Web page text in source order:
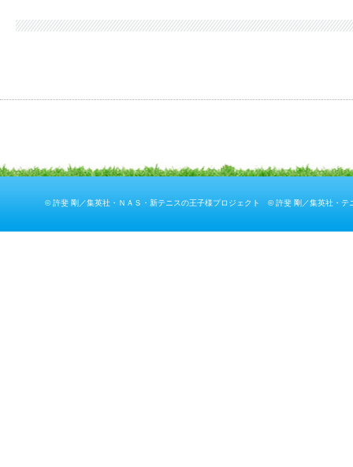
© 許斐 剛／集英社・ＮＡＳ・新テニスの王子様プロジェクト © 許斐 剛／集英社・テ